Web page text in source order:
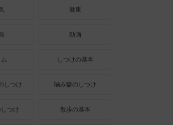
健康
動画
しつけの基本
しつけ 噛み癖のしつけ
しつけ 散歩の基本